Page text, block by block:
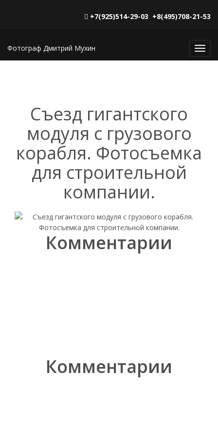
+7(925)514-29-03 +8(495)708-21-53
Фотограф Дмитрий Мухин
Съезд гигантского
модуля с грузового
корабля. Фотосъемка
для строительной
компании.
Комментарии
Комментарии